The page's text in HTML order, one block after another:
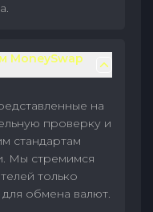
MoneySwap
на
проверку и
стандартам
Мы стремимся
только
обмена валют.